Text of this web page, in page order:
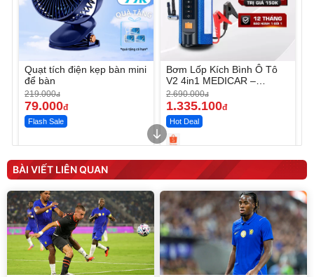
Quạt tích điện kẹp bàn mini
để bàn
219.000đ
79.000đ
Flash Sale
Bơm Lốp Kích Bình Ô Tô
V2 4in1 MEDICAR –
12.000mAh
2.690.000đ
1.335.100đ
Hot Deal
Máy ép chậm trái cây
Elmich JEE 1855OL
3.000.000đ
2.143.650đ
Flash Sale
Máy rửa xe cầm tay xịt rửa
cao áp có tạo bọt tuyết
399.000đ
Đã bán nhiều
BÀI VIẾT LIÊN QUAN